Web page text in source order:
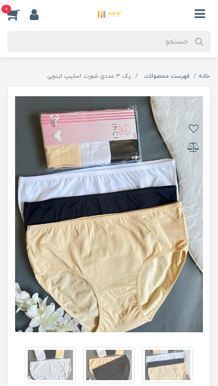
0
خانه فهرست محصولات پک 3 عددی شورت اسلیپ اینچی